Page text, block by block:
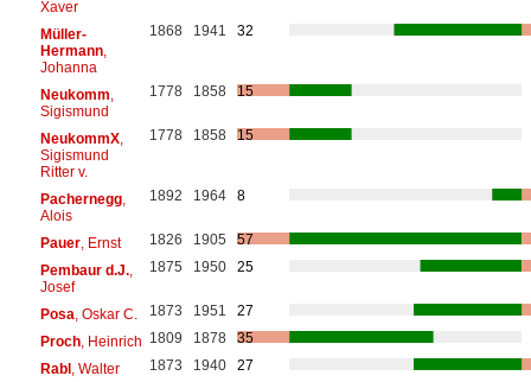
Xaver
Müller-
Hermann,
Johanna
1868 1941 32
Neukomm
Sigismund
1778 1858 15
NeukommX,
Sigismund
Ritter v.
1778 1858 15
Pachernegg,
Alois
1892 1964 8
Pauer, Ernst 1826 1905
57
Pembaur d.J.,
Josef
1875 1950 25
Posa , Oskar C. 1873 1951
27
Proch, Heinrich 1809 1878
35
Rabl, Walter 1873 1940
27